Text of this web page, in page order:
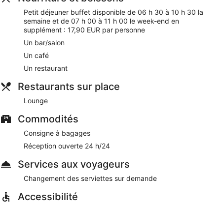
l'accès gratuit au Wi-Fi dans les espaces communs. Des
places de stationnement sont disponibles en supplément.
Cet hôtel de Hanovre est non-fumeurs.
Moyennant un supplément, les clients peuvent profiter d'un
petit déjeuner buffet en semaine de 06 h 30 à 10 h 30 et le
Petit déjeuner buffet disponible de 06 h 30 à 10 h 30 la
semaine et de 07 h 00 à 11 h 00 le week-end en
supplément : 17,90 EUR par personne
Un bar/salon
Un café
Un restaurant
Restaurants sur place
Lounge
Commodités
Consigne à bagages
Réception ouverte 24 h/24
Services aux voyageurs
Changement des serviettes sur demande
Accessibilité